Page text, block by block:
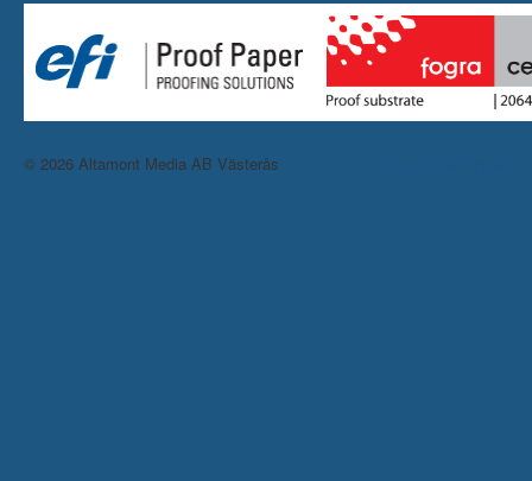
© 2026 Altamont Media AB Västerås